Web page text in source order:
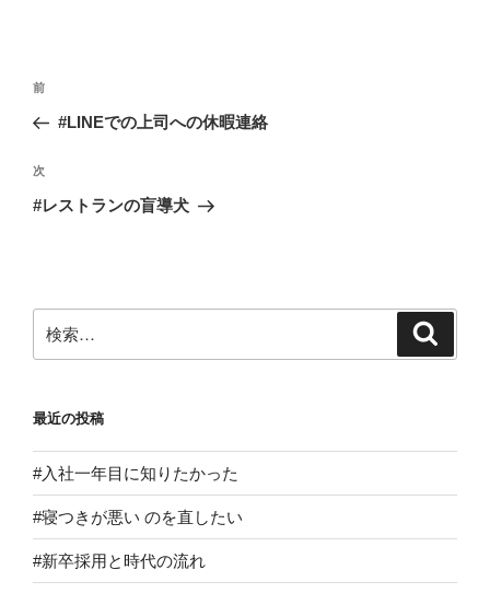
投
ナ
ビ
ゲ
ン
前
の
稿
前
#LINEでの上司への休暇連絡
次
の
次
#レストランの盲導犬
索:
最近の投稿
#入社一年目に知りたかった
#寝つきが悪い のを直したい
#新卒採用と時代の流れ